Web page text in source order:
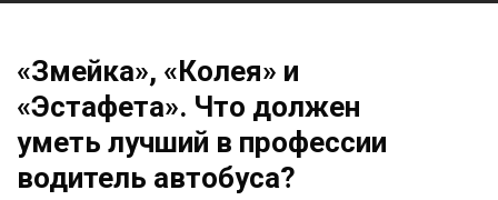
«Змейка», «Колея» и
«Эстафета». Что должен
уметь лучший в профессии
водитель автобуса?